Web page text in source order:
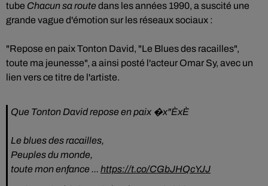
tube Chacun sa routedans les années 1990, a suscité une
grande vague d'émotion sur les réseaux sociaux :
"Repose en paix Tonton David, "Le Blues des racailles",
toute ma jeunesse", a ainsi posté l'acteur Omar Sy, avec un
lien vers ce titre de l'artiste.
Que Tonton David repose en paix �x"ÈxÈ
Le blues des racailles,
Peuples du monde,
toute mon enfance ... https://t.co/CGbJHQcYJJ